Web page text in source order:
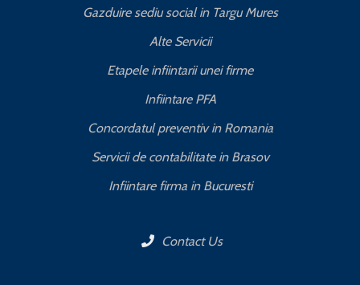
Gazduire sediu social in Targu Mures
Alte Servicii
Etapele infiintarii unei firme
Infiintare PFA
Concordatul preventiv in Romania
Servicii de contabilitate in Brasov
Infiintare firma in Bucuresti
Contact Us